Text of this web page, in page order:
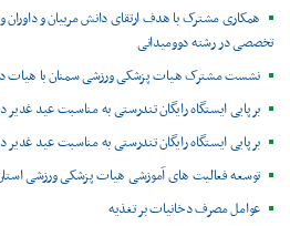
همکاری مشترک با هدف ارتقای دانش مربیان و
تخصصی در رشته دوومیدانی
نشست مشترک هیات پزشکی ورزشی سمنان با هیات
برپایی ایستگاه رایگان تندرستی به مناسبت عید غدیر
برپایی ایستگاه رایگان تندرستی به مناسبت عید غدیر
توسعه فعالیت های آموزشی هیات پزشکی ورزشی
عوامل مصرف دخانیات بر تغذیه